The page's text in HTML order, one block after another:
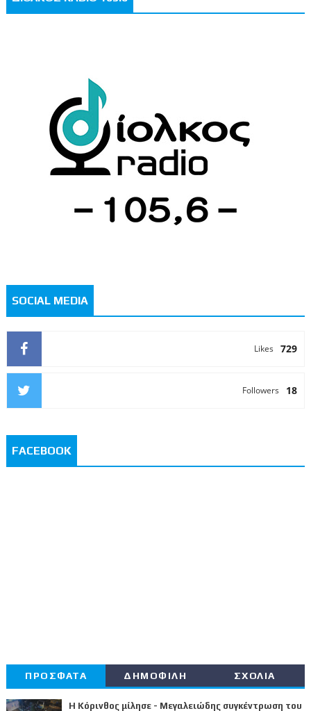
SOCIAL MEDIA
729
Likes
18
Followers
FACEBOOK
ΠΡΟΣΦΑΤΑ ΔΗΜΟΦΙΛΗ ΣΧΟΛΙΑ
Η Κόρινθος μίλησε - Μεγαλειώδης συγκέντρωση του